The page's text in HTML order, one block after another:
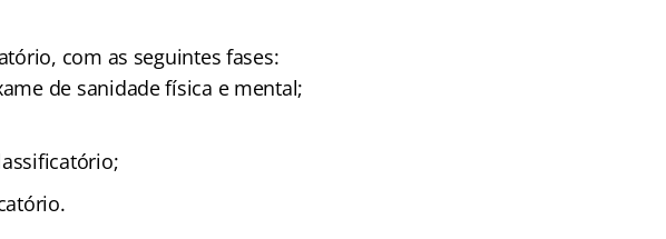
com as seguintes fases:
de sanidade física e mental;